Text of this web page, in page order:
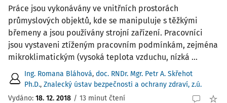
Práce jsou vykonávány ve vnitřních prostorách
průmyslových objektů, kde se manipuluje s těžkými
břemeny a jsou používány strojní zařízení. Pracovníci
jsou vystaveni ztíženým pracovním podmínkám, zejména
mikroklimatickým (vysoká teplota vzduchu, nízká ...
Ing. Romana Bláhová, doc. RNDr. Mgr. Petr A. Skřehot
Ph.D., Znalecký ústav bezpečnosti a ochrany zdraví, z.ú.
Vydáno: 18. 12. 2018 / 13 minut čtení